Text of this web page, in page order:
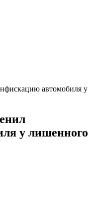
автомобиля у
у лишенного